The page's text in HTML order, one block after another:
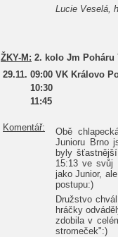
Lucie Veselá,
ŽKY-M: 2. kolo Jm Poháru
29.11. 09:00 VK Královo
10:30
11:45
Komentář:
Obě
Junioru Brno
byly
15:13 ve svůj
jako Junior,
postupu:)
Družstvo
hráčky
zdobila v
stromeček":)